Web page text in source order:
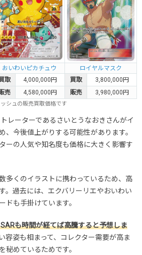
おいわいピカチュウ
ロイヤルマスク
取 4,000,000円 買取
3,800,000円
売 4,580,000円 販売 3,980,000円
シュの販売買取価格です
レーターであるさいとうなおきさんがイ
、今後値上がりする可能性があります。
ーの人気や知名度も価格に大きく影響す
多くのイラストに携わっているため、高
。過去には、エクバリーリエやおいわい
ドも手掛けています。
も時間が経てば高騰すると予想しま
容姿も相まって、コレクター需要が高ま
秘めているためです。